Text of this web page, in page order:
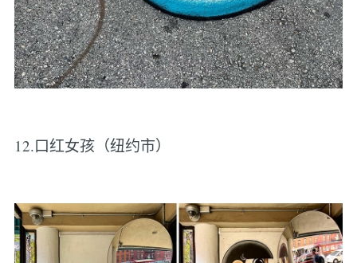
12.口红女孩（纽约市）